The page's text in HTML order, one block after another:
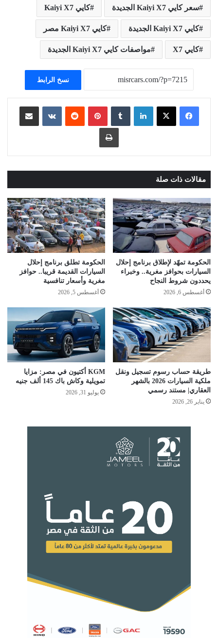
سعر كايي Kaiyi X7 الجديدة كايي Kaiyi X7
كايي Kaiyi X7 الجديدة كايي Kaiyi X7 مصر
كايي X7 مواصفات كايي Kaiyi X7 الجديدة
نسخ الرابط
لينكدإن ‏Tumblr بينتيريست
‏Reddit
‏VKontakte مشاركة عبر البريد
طباعة
مقالات ذات صلة
الحكومة تمهّد لإطلاق برنامج إحلال
السيارات بحوافز مغرية.. وخبراء
يحددون شروط النجاح
أغسطس 6, 2026
الحكومة تطلق برنامج إحلال
السيارات القديمة قريبا.. حوافز
مغرية وأسعار تنافسية
أغسطس 5, 2026
طريقة حساب رسوم تسجيل ونقل
ملكية السيارات 2026 بالشهر
العقاري| مستند رسمي
يناير 26, 2026
KGM أكتيون في مصر: مزايا
تمويلية وكاش باك 145 ألف جنيه
يوليو 31, 2026